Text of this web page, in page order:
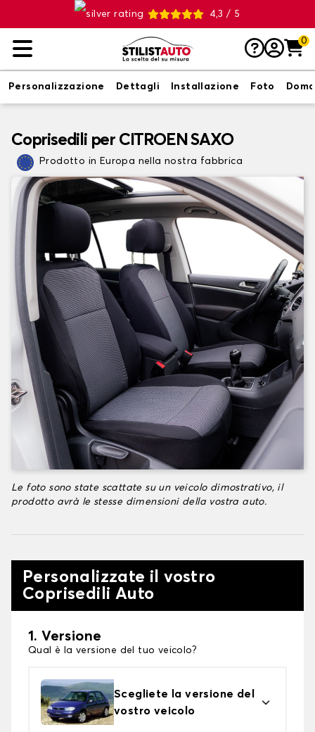
4,3 / 5
0
Personalizzazione Dettagli Installazione Foto
Coprisedili per CITROEN SAXO
Prodotto in Europa nella nostra fabbrica
Le foto sono state scattate su un veicolo dimostrativo, il
prodotto avrà le stesse dimensioni della vostra auto.
Personalizzate il vostro
Coprisedili Auto
1. Versione
Qual è la versione del tuo veicolo?
Scegliete la versione del
vostro veicolo